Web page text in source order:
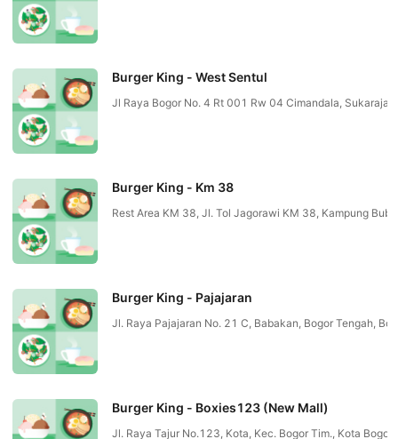
Burger King - West Sentul
Jl Raya Bogor No. 4 Rt 001 Rw 04 Cimandala,
Burger King - Km 38
Rest Area KM 38, Jl. Tol Jagorawi KM 38, Kampung
Burger King - Pajajaran
Jl. Raya Pajajaran No. 21 C, Babakan, Bogor Tengah,
Burger King - Boxies123 (New Mall)
Jl. Raya Tajur No.123, Kota, Kec. Bogor Tim., Kota